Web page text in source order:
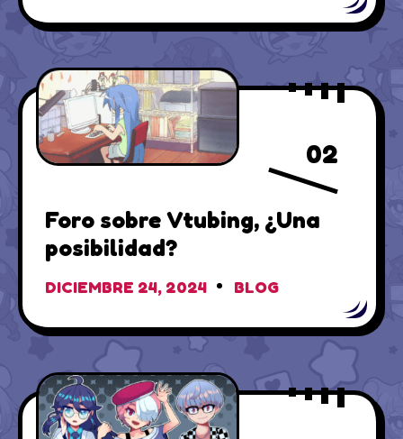
02
Foro sobre Vtubing, ¿Una
posibilidad?
DICIEMBRE 24, 2024 BLOG